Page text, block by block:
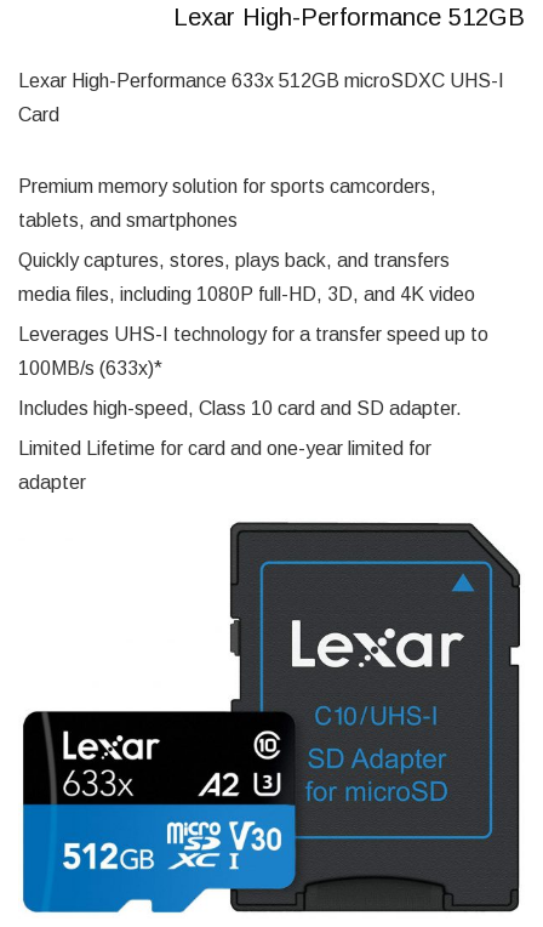
Lexar High-Performance 512GB
Lexar High-Performance 633x 512GB microSDXC UHS-I
Card
Premium memory solution for sports camcorders,
tablets, and smartphones
Quickly captures, stores, plays back, and transfers
media files, including 1080P full-HD, 3D, and 4K video
Leverages UHS-I technology for a transfer speed up to
100MB/s (633x)*
Includes high-speed, Class 10 card and SD adapter.
Limited Lifetime for card and one-year limited for
adapter